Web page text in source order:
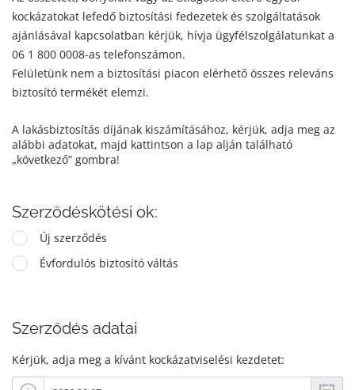
kockázatokat lefedő biztosítási fedezetek és szolgáltatások
ajánlásával kapcsolatban kérjük, hívja ügyfélszolgálatunkat a
06 1 800 0008-as telefonszámon.
Felületünk nem a biztosítási piacon elérhető összes releváns
biztosító termékét elemzi.
A lakásbiztosítás díjának kiszámításához, kérjük, adja meg az
alábbi adatokat, majd kattintson a lap alján található
„következő” gombra!
Szerződéskötési ok:
Új szerződés
Évfordulós biztosító váltás
Szerződés adatai
Kérjük, adja meg a kívánt kockázatviselési kezdetet: